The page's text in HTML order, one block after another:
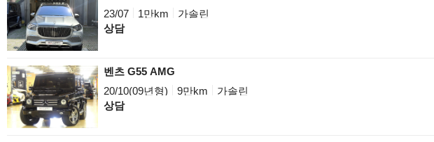
23/07
1만km
가솔린
상담
벤츠 G55 AMG
20/10(09년형)
9만km
가솔린
상담